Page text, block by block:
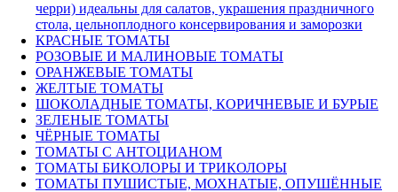
черри) идеальны для салатов, украшения праздничного
стола, цельноплодного консервирования и заморозки
КРАСНЫЕ ТОМАТЫ
РОЗОВЫЕ И МАЛИНОВЫЕ ТОМАТЫ
ОРАНЖЕВЫЕ ТОМАТЫ
ЖЕЛТЫЕ ТОМАТЫ
ШОКОЛАДНЫЕ ТОМАТЫ, КОРИЧНЕВЫЕ И БУРЫЕ
ЗЕЛЕНЫЕ ТОМАТЫ
ЧЁРНЫЕ ТОМАТЫ
ТОМАТЫ С АНТОЦИАНОМ
ТОМАТЫ БИКОЛОРЫ И ТРИКОЛОРЫ
ТОМАТЫ ПУШИСТЫЕ, МОХНАТЫЕ, ОПУШЁННЫЕ